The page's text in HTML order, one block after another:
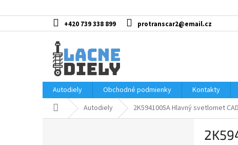
na
+420 739 338 899 protranscar2@email.cz
Autodiely Obchodné podmienky Kontakty
DomovAutodiely 2K5941005A Hlavný svetlomet